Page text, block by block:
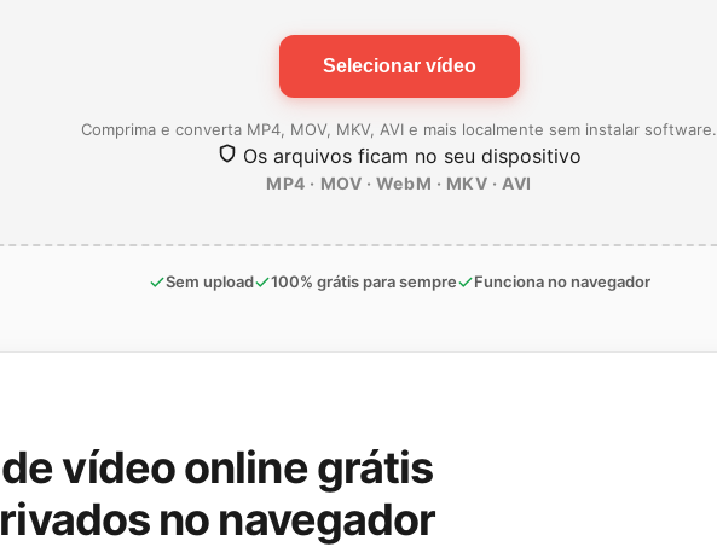
Selecionar vídeo
Comprima e converta MP4, MOV, MKV, AVI e mais localmente sem instalar software.
Os arquivos ficam no seu dispositivo
MP4 · MOV · WebM · MKV · AVI
Sem upload 100% grátis para sempre Funciona no navegador
vídeo online grátis
no navegador